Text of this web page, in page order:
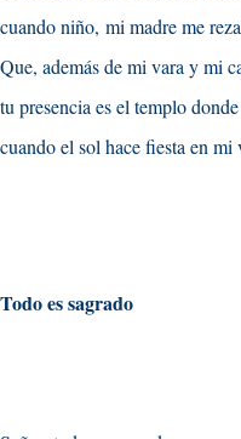
cuando niño, mi madre me
Que, además de mi vara y mi
tu presencia es el templo
cuando el sol hace fiesta en mi
Todo es sagrado